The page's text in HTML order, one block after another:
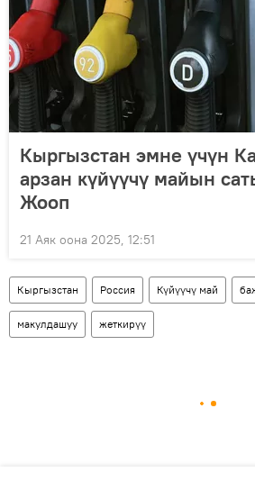
Кыргызстан эмне үчүн
арзан күйүүчү майын
Жооп
21 Аяк оона 2025, 12:51
Кыргызстан Россия Күйүүчү май
макулдашуу жеткирүү